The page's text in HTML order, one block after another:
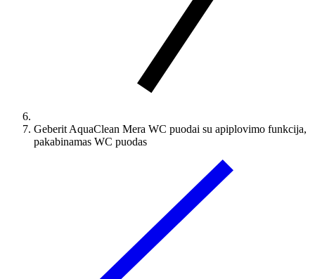
Geberit AquaClean Mera WC puodai su apiplovimo funkcija,
pakabinamas WC puodas